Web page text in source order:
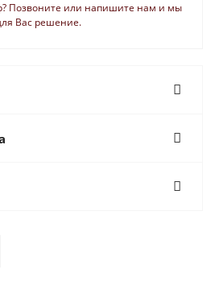
Позвоните или напишите нам и мы
Вас решение.